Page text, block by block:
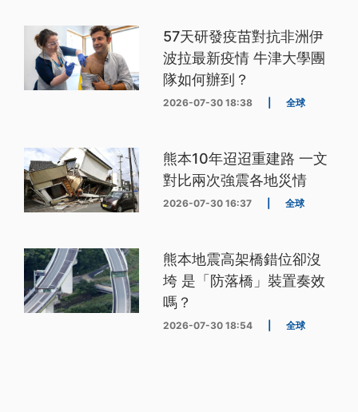
57天研發疫苗對抗非洲伊
波拉最新疫情 牛津大學團
隊如何辦到？
2026-07-30 18:38 全球
熊本10年迢迢重建路 一文
對比兩次強震各地災情
2026-07-30 16:37 全球
熊本地震高架橋錯位卻沒
垮 是「防落橋」裝置奏效
嗎？
2026-07-30 18:54 全球